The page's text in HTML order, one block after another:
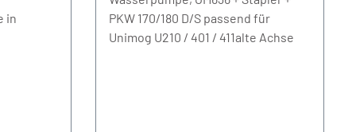
in
PKW 170/180 D/S passend für
Unimog U210 / 401 / 411alte Achse